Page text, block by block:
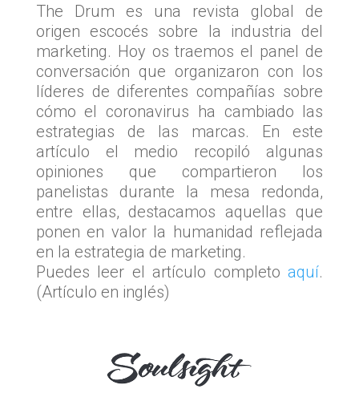
The Drum es una revista global de
origen escocés sobre la industria del
marketing. Hoy os traemos el panel de
conversación que organizaron con los
líderes de diferentes compañías sobre
cómo el coronavirus ha cambiado las
estrategias de las marcas. En este
artículo el medio recopiló algunas
opiniones que compartieron los
panelistas durante la mesa redonda,
entre ellas, destacamos aquellas que
ponen en valor la humanidad reflejada
en la estrategia de marketing.
Puedes leer el artículo completoaquí.
(Artículo en inglés)